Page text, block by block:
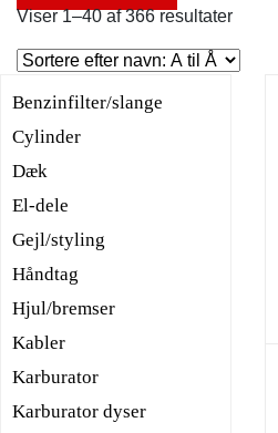
Viser 1–40 af 366 resultater
Benzinfilter/slange
Cylinder
Dæk
El-dele
Gejl/styling
Håndtag
Hjul/bremser
Kabler
Karburator
Karburator dyser